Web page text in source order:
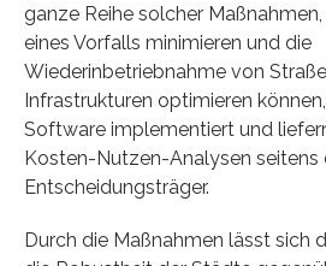
ganze Reihe solcher
eines Vorfalls minimieren und die
Wiederinbetriebnahme von
Infrastrukturen optimieren
Software implementiert und
Kosten-Nutzen-Analysen seitens
Entscheidungsträger.
Durch die Maßnahmen lässt sich